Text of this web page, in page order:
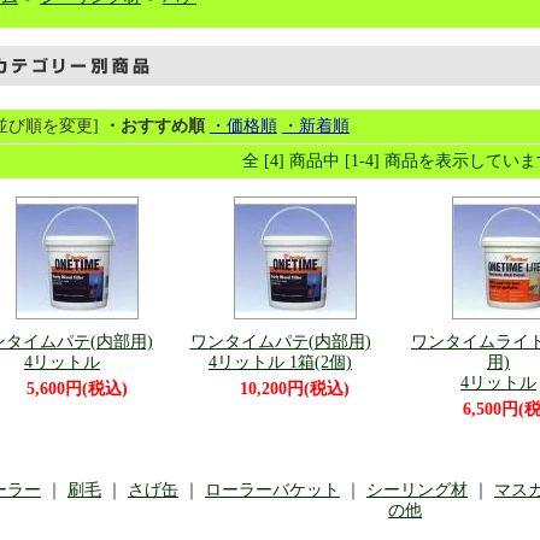
び順を変更] ・おすすめ順 ・価格順
・新着順
全 [4] 商品中 [1-4] 商品を表示していま
タイムパテ(内部用)
4リットル
5,600円(税込)
ワンタイムパテ(内部用)
4リットル 1箱(2個)
10,200円(税込)
ワンタイムライ
用)
4リットル
6,500円(
ラー 刷毛 さげ缶 ローラーバケット シーリング材
マス
の他